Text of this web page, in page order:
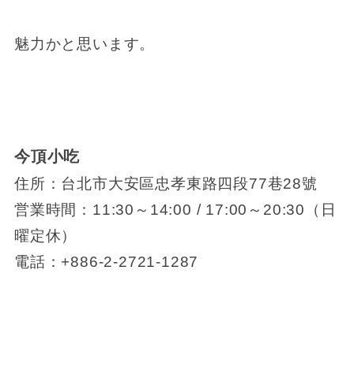
魅力かと思います。
今頂小吃
住所 ：台北市大安區忠孝東路四段77巷28號
営業時間：11:30～14:00 / 17:00～20:30（日
曜定休）
電話 ：+886-2-2721-1287